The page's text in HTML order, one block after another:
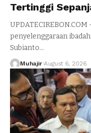
Tertinggi
penyelenggaraan
Subianto…
Muhajir August 6, 2026